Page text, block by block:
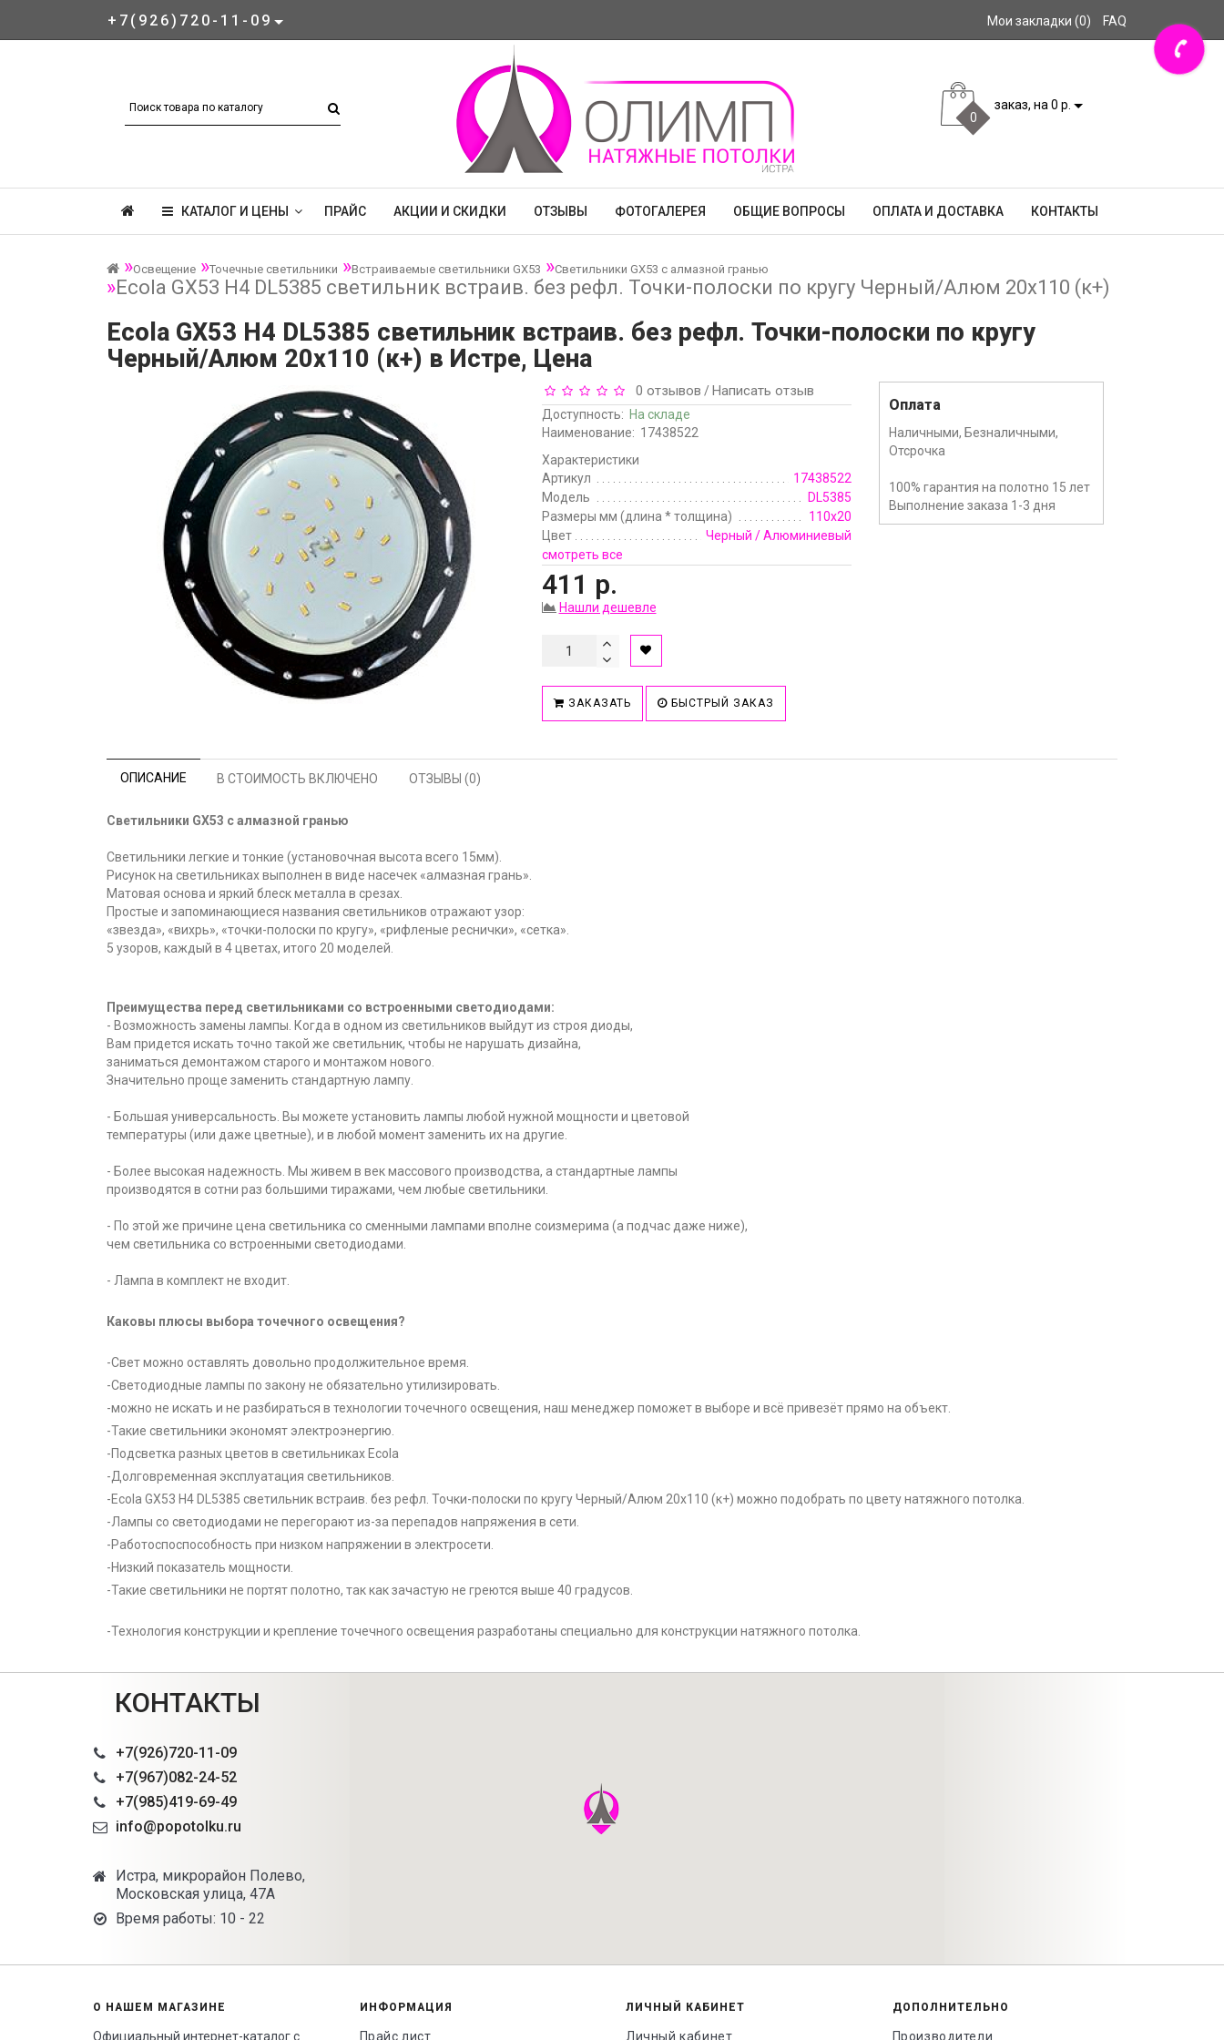
+7(926)720-11-09 Мои закладки (0) FAQ
0
заказ, на 0 р.
КАТАЛОГ И ЦЕНЫ ПРАЙС АКЦИИ И СКИДКИ ОТЗЫВЫ ФОТОГАЛЕРЕЯ ОБЩИЕ ВОПРОСЫ ОПЛАТА И ДОСТАВКА КОНТАКТЫ
Освещение Точечные светильники Встраиваемые светильники GX53 Светильники GX53 с алмазной гранью
Ecola GX53 H4 DL5385 светильник встраив. без рефл. Точки-полоски по кругу Черный/Алюм 20x110 (к+)
Ecola GX53 H4 DL5385 светильник встраив. без рефл. Точки-полоски по кругу
Черный/Алюм 20x110 (к+) в Истре, Цена
0 отзывов / Написать отзыв
Доступность: На складе
Наименование: 17438522
Характеристики
Артикул
17438522
Модель
DL5385
Размеры мм (длина * толщина)
110x20
Цвет
Черный / Алюминиевый
смотреть все
411 р.
Нашли дешевле
ЗАКАЗАТЬ БЫСТРЫЙ ЗАКАЗ
Оплата
Наличными, Безналичными,
Отсрочка
100% гарантия на полотно 15 лет
Выполнение заказа 1-3 дня
ОПИСАНИЕ В СТОИМОСТЬ ВКЛЮЧЕНО ОТЗЫВЫ (0)
Светильники GX53 с алмазной гранью
Светильники легкие и тонкие (установочная высота всего 15мм).
Рисунок на светильниках выполнен в виде насечек «алмазная грань».
Матовая основа и яркий блеск металла в срезах.
Простые и запоминающиеся названия светильников отражают узор:
«звезда», «вихрь», «точки-полоски по кругу», «рифленые реснички», «сетка».
5 узоров, каждый в 4 цветах, итого 20 моделей.
Преимущества перед светильниками со встроенными светодиодами:
- Возможность замены лампы. Когда в одном из светильников выйдут из строя диоды,
Вам придется искать точно такой же светильник, чтобы не нарушать дизайна,
заниматься демонтажом старого и монтажом нового.
Значительно проще заменить стандартную лампу.
- Большая универсальность. Вы можете установить лампы любой нужной мощности и цветовой
температуры (или даже цветные), и в любой момент заменить их на другие.
- Более высокая надежность. Мы живем в век массового производства, а стандартные лампы
производятся в сотни раз большими тиражами, чем любые светильники.
- По этой же причине цена светильника со сменными лампами вполне соизмерима (а подчас даже ниже),
чем светильника со встроенными светодиодами.
- Лампа в комплект не входит.
Каковы плюсы выбора точечного освещения?
-Свет можно оставлять довольно продолжительное время.
-Светодиодные лампы по закону не обязательно утилизировать.
-можно не искать и не разбираться в технологии точечного освещения, наш менеджер поможет в выборе и всё привезёт прямо на объект.
-Такие светильники экономят электроэнергию.
-Подсветка разных цветов в светильниках Ecola
-Долговременная эксплуатация светильников.
-Ecola GX53 H4 DL5385 светильник встраив. без рефл. Точки-полоски по кругу Черный/Алюм 20x110 (к+) можно подобрать по цвету натяжного потолка.
-Лампы со светодиодами не перегорают из-за перепадов напряжения в сети.
-Работоспоспособность при низком напряжении в электросети.
-Низкий показатель мощности.
-Такие светильники не портят полотно, так как зачастую не греются выше 40 градусов.
-Технология конструкции и крепление точечного освещения разработаны специально для конструкции натяжного потолка.
КОНТАКТЫ
+7(926)720-11-09
+7(967)082-24-52
+7(985)419-69-49
info@popotolku.ru
Истра, микрорайон Полево,
Московская улица, 47А
Время работы: 10 - 22
О НАШЕМ МАГАЗИНЕ
Официальный интернет-каталог с
ИНФОРМАЦИЯ
Прайс лист
ЛИЧНЫЙ КАБИНЕТ
Личный кабинет
ДОПОЛНИТЕЛЬНО
Производители